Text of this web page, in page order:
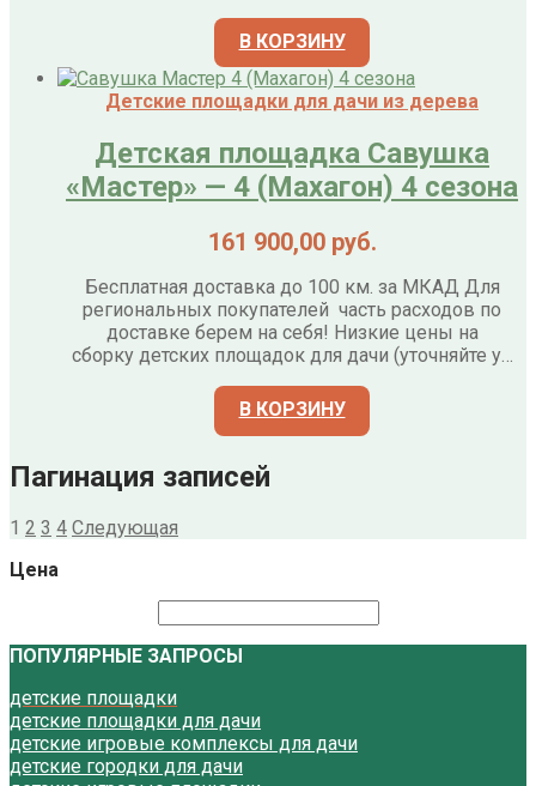
В КОРЗИНУ
Детские площадки для дачи из дерева
Детская площадка Савушка
«Мастер» — 4 (Махагон) 4 сезона
161 900,00 руб.
Бесплатная доставка до 100 км. за МКАД Для
региональных покупателей часть расходов по
доставке берем на себя! Низкие цены на
сборку детских площадок для дачи (уточняйте у…
В КОРЗИНУ
Пагинация записей
1 2 3 4 Следующая
Цена
ПОПУЛЯРНЫЕ ЗАПРОСЫ
детские площадки
детские площадки для дачи
детские игровые комплексы для дачи
детские городки для дачи